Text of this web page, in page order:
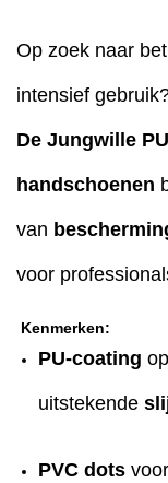
Op zoek naar
intensief
De Jungwille
handschoenen
van
voor
Kenmerken:
PU-coating
uitstekende
PVC dots